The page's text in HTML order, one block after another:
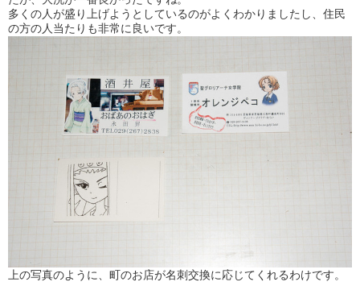
多くの人が盛り上げようとしているのがよくわかりましたし、住民
の方の人当たりも非常に良いです。
上の写真のように、町のお店が名刺交換に応じてくれるわけです。